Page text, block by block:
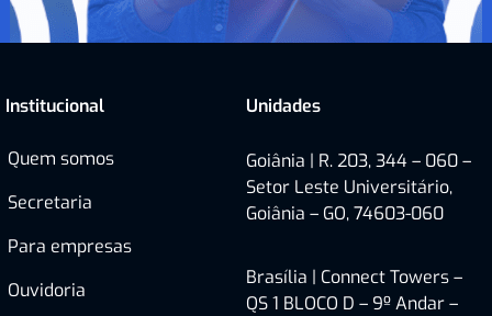
Institucional
Quem somos
Secretaria
Para empresas
Ouvidoria
Unidades
Goiânia | R. 203, 344 – 060 –
Setor Leste Universitário,
Goiânia – GO, 74603-060
Brasília | Connect Towers –
QS 1 BLOCO D – 9º Andar –